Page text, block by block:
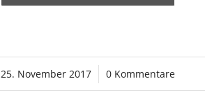
25. November 2017
/ 0 Kommentare